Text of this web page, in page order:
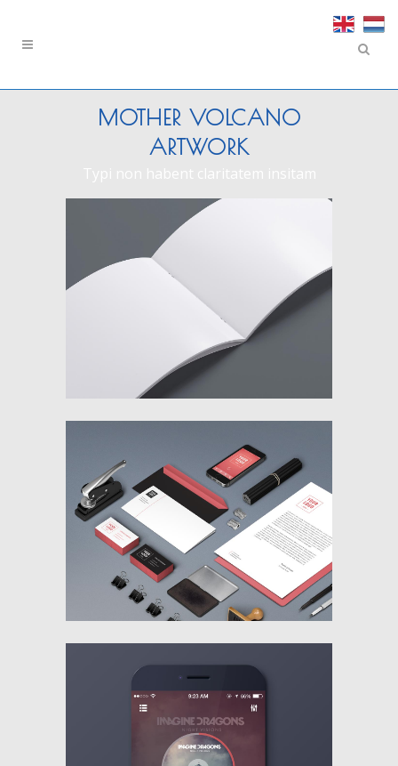
MOTHER VOLCANO
ARTWORK